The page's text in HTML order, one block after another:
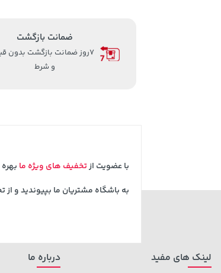
ضمانت بازگشت
7روز ضمانت بازگشت بدون
و شرط
با عضویت ازتخفیف های ویژه ما
به باشگاه مشتریان ما بپیوندید و
لینک های مفید درباره ما